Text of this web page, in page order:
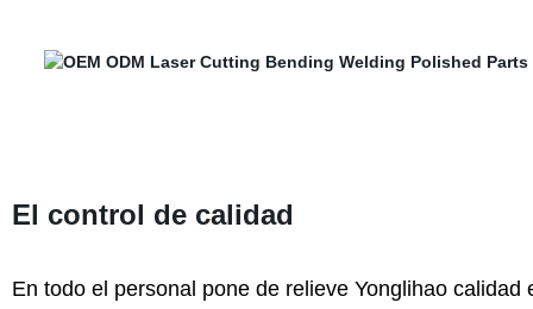
El control de calidad
En todo el personal pone de relieve Yonglihao